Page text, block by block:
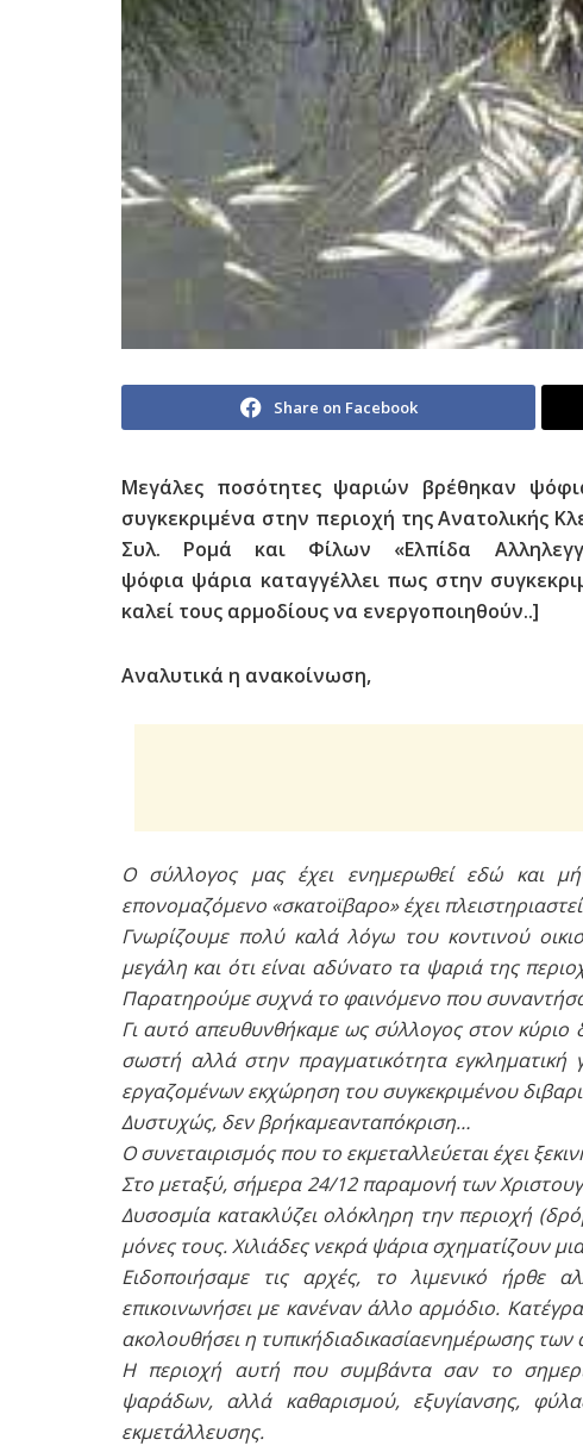
Share on Facebook
Μεγάλες ποσότητες ψαριών βρέθηκαν
συγκεκριμένα στην περιοχή της Ανατολικής
Συλ. Ρομά και Φίλων «Ελπίδα
ψόφια ψάρια καταγγέλλει πως στην
καλεί τους αρμοδίους να ενεργοποιηθούν..]
Αναλυτικά η ανακοίνωση,
Ο σύλλογος μας έχει ενημερωθεί εδώ και
επονομαζόμενο «σκατοϊβαρο» έχει
Γνωρίζουμε πολύ καλά λόγω του κοντινού
μεγάλη και ότι είναι αδύνατο τα ψαριά της
Παρατηρούμε συχνά το φαινόμενο που
Γι αυτό απευθυνθήκαμε ως σύλλογος στον
σωστή αλλά στην πραγματικότητα
εργαζομένων εκχώρηση του συγκεκριμένου
Δυστυχώς, δεν βρήκαμεανταπόκριση…
Ο συνεταιρισμός που το εκμεταλλεύεται έχει
Στο μεταξύ, σήμερα 24/12 παραμονή των
Δυσοσμία κατακλύζει ολόκληρη την περιοχή
μόνες τους. Χιλιάδες νεκρά ψάρια σχηματίζουν
Ειδοποιήσαμε τις αρχές, το λιμενικό
επικοινωνήσει με κανέναν άλλο αρμόδιο.
ακολουθήσει η τυπικήδιαδικασίαενημέρωσης των
Η περιοχή αυτή που συμβάντα σαν το
ψαράδων, αλλά καθαρισμού, εξυγίανσης,
εκμετάλλευσης.